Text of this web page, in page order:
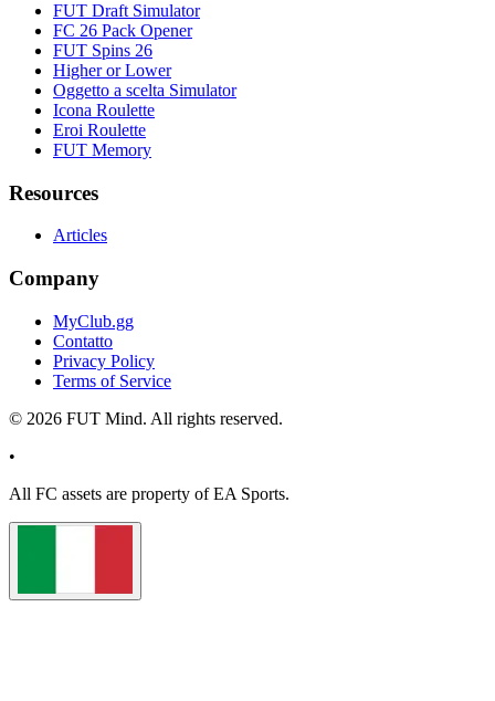
FUT Draft Simulator
FC 26 Pack Opener
FUT Spins 26
Higher or Lower
Oggetto a scelta Simulator
Icona Roulette
Eroi Roulette
FUT Memory
Resources
Articles
Company
MyClub.gg
Contatto
Privacy Policy
Terms of Service
© 2026 FUT Mind. All rights reserved.
•
All FC assets are property of EA Sports.